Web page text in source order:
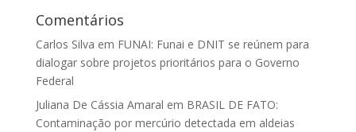
Comentários
Carlos Silva em FUNAI: Funai e DNIT se reúnem para
dialogar sobre projetos prioritários para o Governo
Federal
Juliana De Cássia Amaral em BRASIL DE FATO:
Contaminação por mercúrio detectada em aldeias